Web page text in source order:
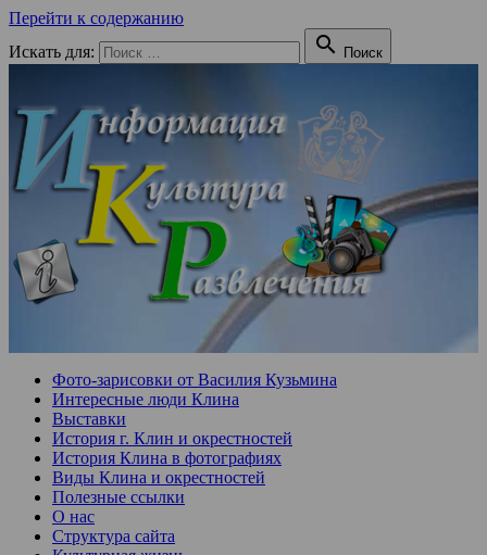
Перейти к содержанию
Искать для:
 Поиск
Фото-зарисовки от Василия Кузьмина
Интересные люди Клина
Выставки
История г. Клин и окрестностей
История Клина в фотографиях
Виды Клина и окрестностей
Полезные ссылки
О нас
Структура сайта